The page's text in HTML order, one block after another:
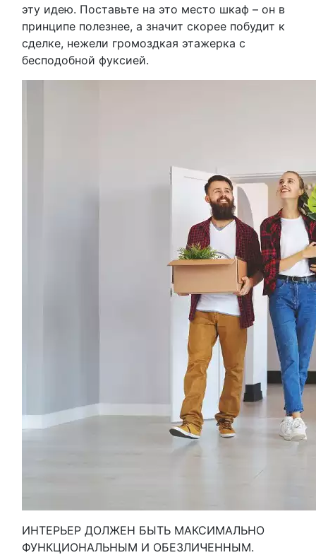
эту идею. Поставьте на это место шкаф – он в
принципе полезнее, а значит скорее побудит к
сделке, нежели громоздкая этажерка с
бесподобной фуксией.
ИНТЕРЬЕР ДОЛЖЕН БЫТЬ МАКСИМАЛЬНО
ФУНКЦИОНАЛЬНЫМ И ОБЕЗЛИЧЕННЫМ.